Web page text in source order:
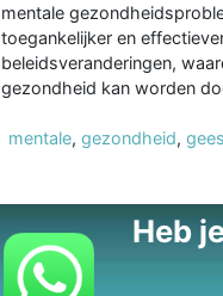
mentale
toegankelijker en
beleidsveranderingen,
gezondheid kan worden
mentale, gezondheid,
Heb